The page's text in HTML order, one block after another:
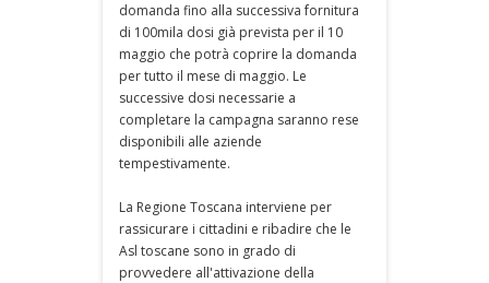
domanda fino alla successiva fornitura
di 100mila dosi già prevista per il 10
maggio che potrà coprire la domanda
per tutto il mese di maggio. Le
successive dosi necessarie a
completare la campagna saranno rese
disponibili alle aziende
tempestivamente.
La Regione Toscana interviene per
rassicurare i cittadini e ribadire che le
Asl toscane sono in grado di
provvedere all'attivazione della